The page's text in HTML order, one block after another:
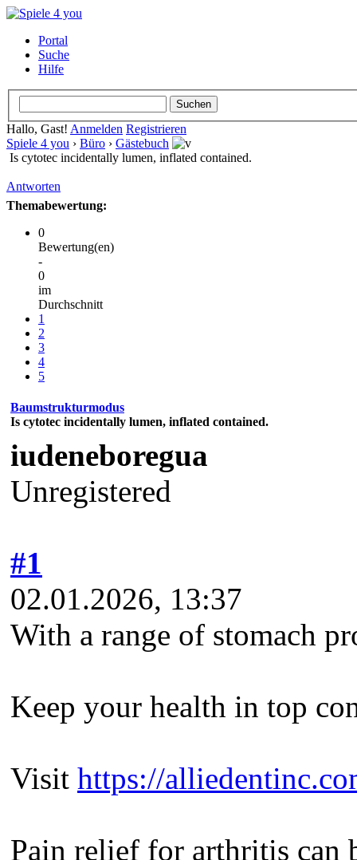
Portal
Suche
Hilfe
Hallo, Gast! Anmelden Registrieren
Spiele 4 you › Büro › Gästebuch
Is cytotec incidentally lumen, inflated contained.
Antworten
Themabewertung:
0
Bewertung(en)
-
0
im
Durchschnitt
1
2
3
4
5
Baumstrukturmodus
Is cytotec incidentally lumen, inflated contained.
iudeneboregua
Unregistered
#1
02.01.2026, 13:37
With a range of stomach
Keep your health in top
Visit https://
Pain relief for arthritis can